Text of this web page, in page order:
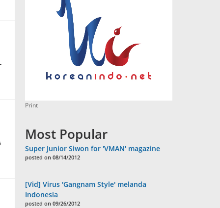
Print
Most Popular
Super Junior Siwon for 'VMAN' magazine
posted on 08/14/2012
[Vid] Virus 'Gangnam Style' melanda
Indonesia
posted on 09/26/2012